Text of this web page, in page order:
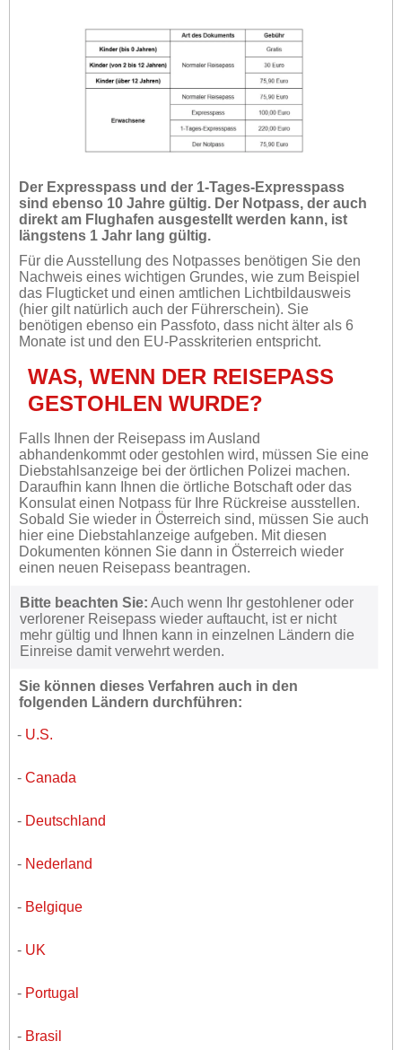
Der Expresspass und der 1-Tages-Expresspass
sind ebenso 10 Jahre gültig. Der Notpass, der auch
direkt am Flughafen ausgestellt werden kann, ist
längstens 1 Jahr lang gültig.
Für die Ausstellung des Notpasses benötigen Sie den
Nachweis eines wichtigen Grundes, wie zum Beispiel
das Flugticket und einen amtlichen Lichtbildausweis
(hier gilt natürlich auch der Führerschein). Sie
benötigen ebenso ein Passfoto, dass nicht älter als 6
Monate ist und den EU-Passkriterien entspricht.
WAS, WENN DER REISEPASS
GESTOHLEN WURDE?
Falls Ihnen der Reisepass im Ausland
abhandenkommt oder gestohlen wird, müssen Sie eine
Diebstahlsanzeige bei der örtlichen Polizei machen.
Daraufhin kann Ihnen die örtliche Botschaft oder das
Konsulat einen Notpass für Ihre Rückreise ausstellen.
Sobald Sie wieder in Österreich sind, müssen Sie auch
hier eine Diebstahlanzeige aufgeben. Mit diesen
Dokumenten können Sie dann in Österreich wieder
einen neuen Reisepass beantragen.
Bitte beachten Sie: Auch wenn Ihr gestohlener oder
verlorener Reisepass wieder auftaucht, ist er nicht
mehr gültig und Ihnen kann in einzelnen Ländern die
Einreise damit verwehrt werden.
Sie können dieses Verfahren auch in den
folgenden Ländern durchführen:
- U.S.
- Canada
- Deutschland
- Nederland
- Belgique
- UK
- Portugal
- Brasil